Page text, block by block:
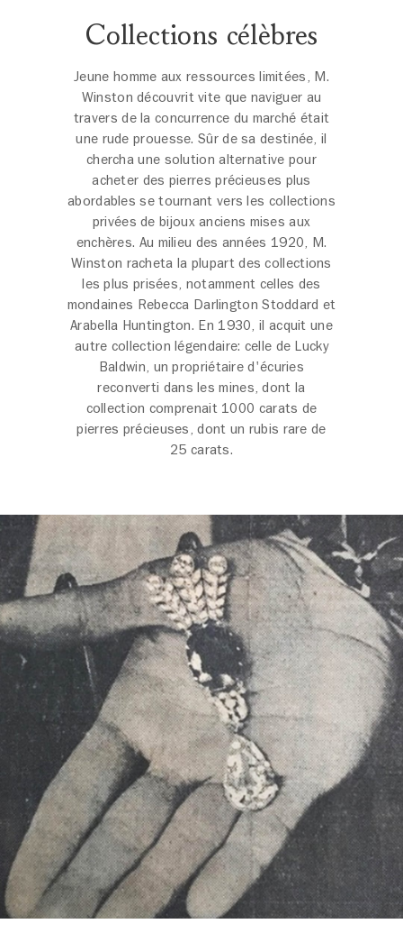
Collections célèbres
Jeune homme aux ressources limitées, M.
Winston découvrit vite que naviguer au
travers de la concurrence du marché était
une rude prouesse. Sûr de sa destinée, il
chercha une solution alternative pour
acheter des pierres précieuses plus
abordables se tournant vers les collections
privées de bijoux anciens mises aux
enchères. Au milieu des années 1920, M.
Winston racheta la plupart des collections
les plus prisées, notamment celles des
mondaines Rebecca Darlington Stoddard et
Arabella Huntington. En 1930, il acquit une
autre collection légendaire: celle de Lucky
Baldwin, un propriétaire d'écuries
reconverti dans les mines, dont la
collection comprenait 1000 carats de
pierres précieuses, dont un rubis rare de
25 carats.